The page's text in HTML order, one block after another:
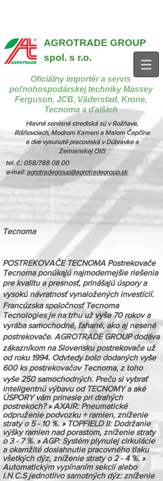
AGROTRADE GROUP
spol. s r.o.
Oficiálny importér a servis
poľnohospodárskej techniky Massey
Ferguson, JCB, Väderstad, Krone,
Tecnoma a ďalších
Hlavné servisné strediská sú v Rožňave,
Rišňovciach, Modrom Kameni a Malom Čepčíne
a dve vysunuté pracoviská v Dúbravke a
Zemianskej Olči
tel. č.: 058/788 08 00
e-mail: agrotradegroup@agrotradegroup.sk
Tecnoma
POSTREKOVAČE TECNOMA Postrekovače
Tecnoma ponúkajú najmodernejšie riešenia
pre kvalitu a presnosť, prinášajú úspory a
vysokú návratnosť vynaložených investícií.
Francúzska spoločnosť Tecnoma
Tecnologies je na trhu už vyše 70 rokov a
vyrába samochodné, ťahané, ako aj nesené
postrekovače. AGROTRADE GROUP dodáva
zákazníkom na Slovensku postrekovače už
od roku 1994. Odvtedy bolo dodaných vyše
600 ks postrekovačov Tecnoma, z toho
vyše 250 samochodných. Prečo si vybrať
inteligentnú výbavu od TECNOMY a aké
ÚSPORY vám prinesie pri drahých
postrekoch? » AXAIR: Pneumatické
odpruženie podvozku + ramien, zníženie
straty o 5 - 10 %. » TOPFIELD II: Dodržanie
výšky ramien nad porastom, zníženie straty
o 3 - 7 %. » AGP: Systém plynulej cirkulácie
a okamžité dosiahnutie pracovného tlaku
všetkých dýz, zníženie straty o 2 - 4 %. »
Automatickým vypínaním sekcií alebo
I.N.C.S jednotlivo samotných dýz: zníženie